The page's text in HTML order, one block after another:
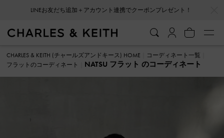
LINEお友だち追加＋アカウント連携でクーポンプレゼント！
CHARLES & KEITH (チャールズアンドキース) HOME
コーディネート一覧
フラットのコーディネート
NATSU フラット のコーディネート